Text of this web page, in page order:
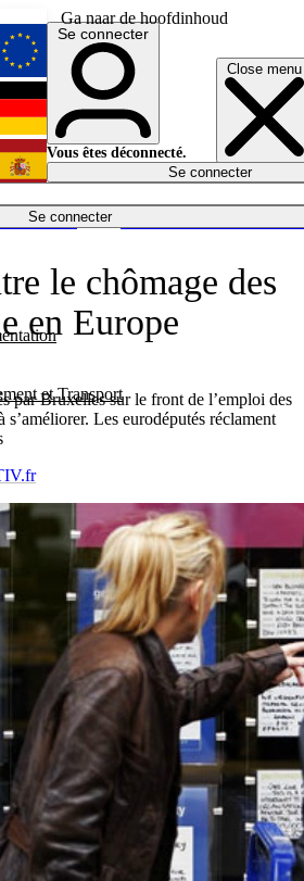
Ga naar de hoofdinhoud
Close menu
Se connecter
et Transport
Économie
English
Deutsch
Español
Se connecter
Vous êtes déconnecté.
Se connecter
le chômage des
en Europe
par Bruxelles sur le front de l’emploi des
s’améliorer. Les eurodéputés réclament